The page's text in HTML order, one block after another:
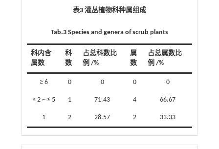
表3 灌丛植物科种属组成
Tab.3 Species and genera of scrub plants
科内含
属数
科
数
占总科数比
例 /%
属
数
占总属数比
例 /%
≥ 6 0 0 0 0
≥ 2 ~ ≤ 5 1 71.43 4 66.67
1 2 28.57 2 33.33